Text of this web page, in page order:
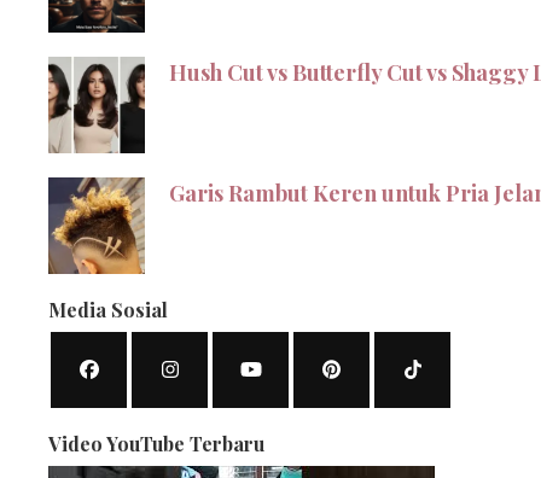
Hush Cut vs Butterfly Cut vs
Garis Rambut Keren untuk Pria
Media Sosial
Video YouTube Terbaru